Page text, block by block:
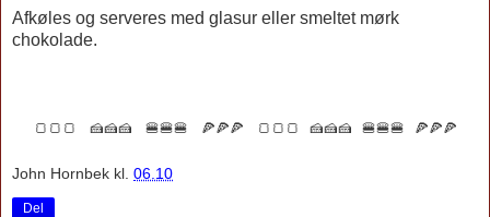
Afkøles og serveres med glasur eller smeltet mørk
chokolade.
🍞🍞🍞 🍰🍰🍰 🍔🍔🍔 🍕🍕🍕 🍞🍞🍞 🍰🍰🍰 🍔🍔🍔 🍕🍕🍕
John Hornbek kl. 06.10
Del